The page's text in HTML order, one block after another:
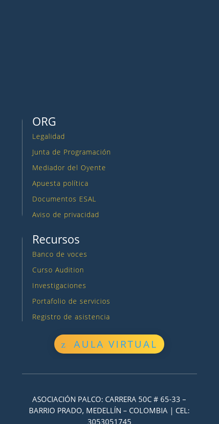
ORG
Legalidad
Junta de Programación
Mediador del Oyente
Apuesta política
Documentos ESAL
Aviso de privacidad
Recursos
Banco de voces
Curso Audition
Investigaciones
Portafolio de servicios
Registro de asistencia
AULA VIRTUAL
ASOCIACIÓN PALCO: CARRERA 50C # 65-33 –
BARRIO PRADO, MEDELLÍN – COLOMBIA | CEL:
3053051745